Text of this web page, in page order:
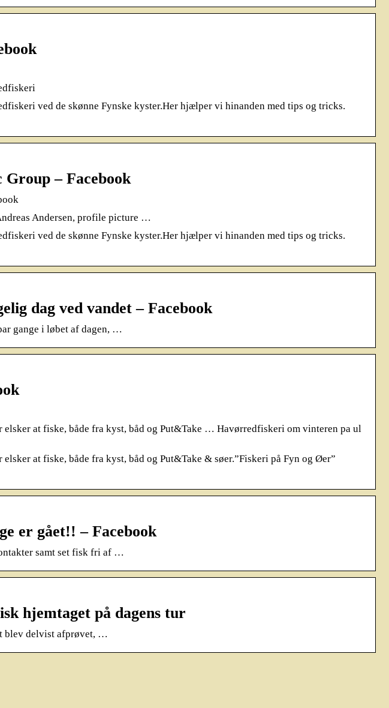
ved de skønne Fynske kyster.Her hjælper vi hinanden med tips og tricks.
– Facebook
Andersen, profile picture …
ved de skønne Fynske kyster.Her hjælper vi hinanden med tips og tricks.
dag ved vandet – Facebook
gange i løbet af dagen, …
elsker at fiske, både fra kyst, båd og Put&Take … Havørredfiskeri om vinteren pa ul
at fiske, både fra kyst, båd og Put&Take & søer.”Fiskeri på Fyn og Øer”
er gået!! – Facebook
samt set fisk fri af …
hjemtaget på dagens tur
blev delvist afprøvet, …